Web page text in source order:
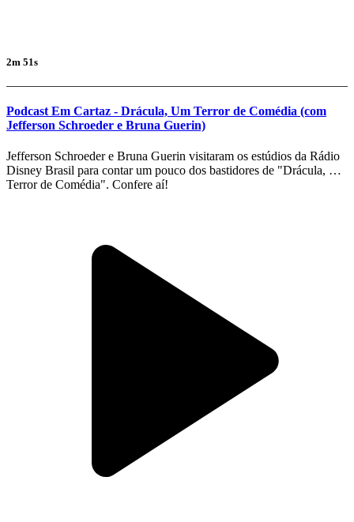
2m 51s
Podcast Em Cartaz - Drácula, Um Terror de Comédia (com
Jefferson Schroeder e Bruna Guerin)
Jefferson Schroeder e Bruna Guerin visitaram os estúdios da Rádio
Disney Brasil para contar um pouco dos bastidores de "Drácula, Um
Terror de Comédia". Confere aí!